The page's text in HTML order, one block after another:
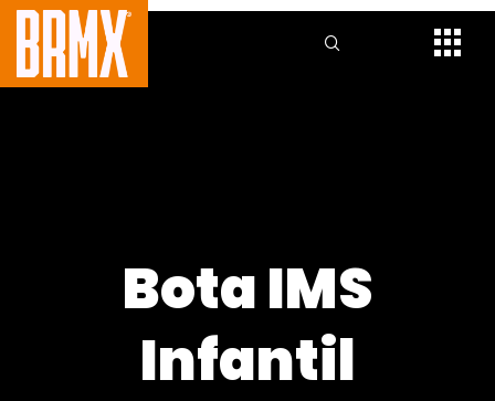
Bota IMS
Infantil